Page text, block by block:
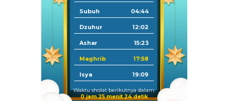
Subuh 04:44
Dzuhur 12:02
Ashar 15:23
Maghrib 17:58
Isya 19:09
Waktu sholat berikutnya dalam:
0 jam 25 menit 22 detik